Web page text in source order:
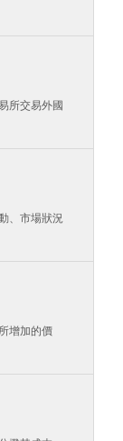
所交易外國
、市場狀況
增加的價